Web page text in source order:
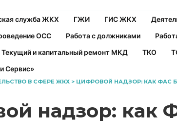
служба ЖКХ ГЖИ ГИС ЖКХ
ОСС Работа с должниками
Текущий и капитальный ремонт МКД ТКО
Сервис»
В СФЕРЕ ЖКХ > ЦИФРОВОЙ НАДЗОР: КАК ФАС
надзор: как